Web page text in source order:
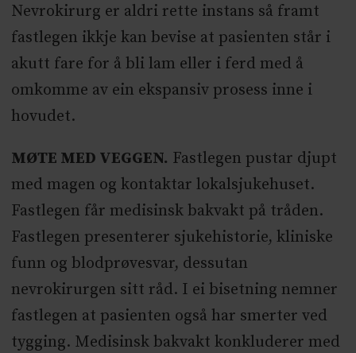
Nevrokirurg er aldri rette instans så framt
fastlegen ikkje kan bevise at pasienten står i
akutt fare for å bli lam eller i ferd med å
omkomme av ein ekspansiv prosess inne i
hovudet.
MØTE MED VEGGEN. Fastlegen pustar djupt
med magen og kontaktar lokalsjukehuset.
Fastlegen får medisinsk bakvakt på tråden.
Fastlegen presenterer sjukehistorie, kliniske
funn og blodprøvesvar, dessutan
nevrokirurgen sitt råd. I ei bisetning nemner
fastlegen at pasienten også har smerter ved
tygging. Medisinsk bakvakt konkluderer med